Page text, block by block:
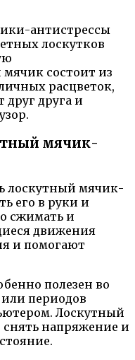
антистрессы
лоскутков
состоит из
расцветок,
друга и
мячик-
лоскутный мячик-
его в руки и
сжимать и
движения
и помогают
полезен во
периодов
Лоскутный
напряжение и